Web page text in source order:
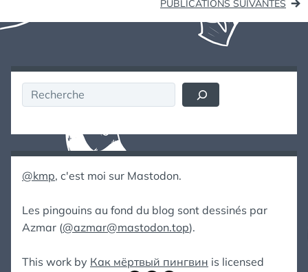
articles
PUBLICATIONS SUIVANTES
Rechercher
@kmp, c'est moi sur Mastodon.
Les pingouins au fond du blog sont dessinés par
Azmar (@azmar@mastodon.top).
This work by Как мёртвый пингвин is licensed